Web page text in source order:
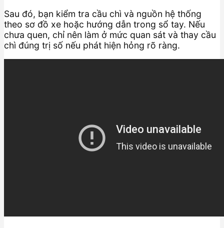
Sau đó, bạn kiểm tra cầu chì và nguồn hệ thống
theo sơ đồ xe hoặc hướng dẫn trong sổ tay. Nếu
chưa quen, chỉ nên làm ở mức quan sát và thay cầu
chì đúng trị số nếu phát hiện hỏng rõ ràng.